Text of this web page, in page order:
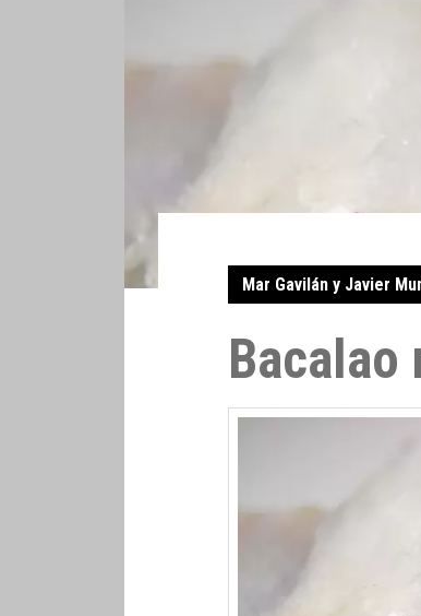
Mar Gavilán y Javier
Bacalao